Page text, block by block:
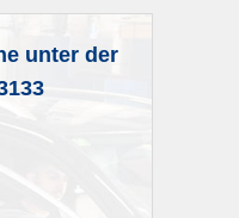
unter der